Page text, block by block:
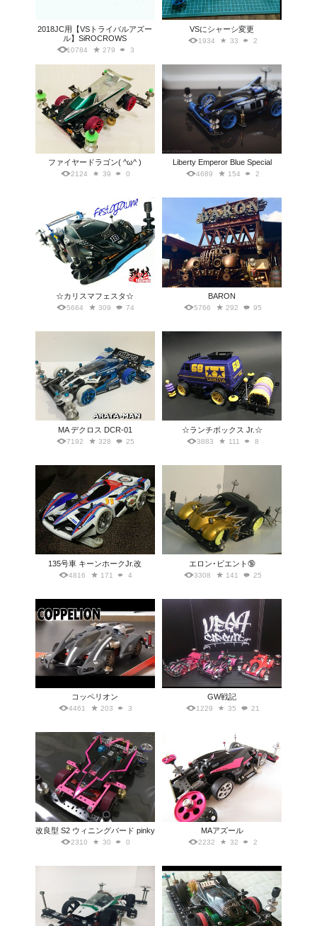
2018JC用【VSトライバルアズー
ル】SiROCROWS
10784 279 3
VSにシャーシ変更
1934 33 2
ファイヤードラゴン( ^ω^ )
2124 39 0
Liberty Emperor Blue Special
4689 154 2
☆カリスマフェスタ☆
5664 309 74
BARON
5766 292 95
MA デクロス DCR-01
7192 328 25
☆ランチボックス Jr.☆
3883 111 8
135号車 キーンホークJr.改
4816 171 4
エロン･ビエント🔞
3308 141 25
コッペリオン
4461 203 3
GW戦記
1229 35 21
改良型 S2 ウィニングバード pinky
2310 30 0
MAアズール
2232 32 2